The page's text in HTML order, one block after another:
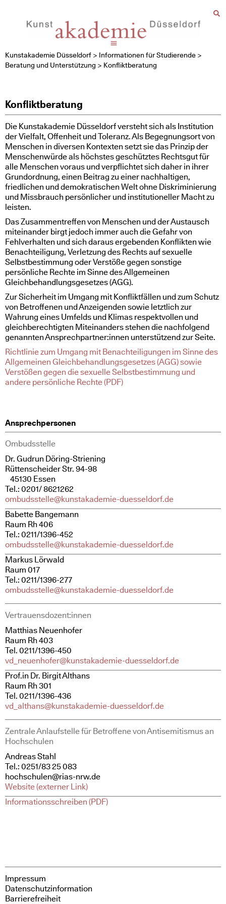
Kunstakademie Düsseldorf > Informationen für Studierende >
Beratung und Unterstützung > Konfliktberatung
Konfliktberatung
Die Kunstakademie Düsseldorf versteht sich als Institution
der Vielfalt, Offenheit und Toleranz. Als Begegnungsort von
Menschen in diversen Kontexten setzt sie das Prinzip der
Menschenwürde als höchstes geschütztes Rechtsgut für
alle Menschen voraus und verpflichtet sich daher in ihrer
Grundordnung, einen Beitrag zu einer nachhaltigen,
friedlichen und demokratischen Welt ohne Diskriminierung
und Missbrauch persönlicher und institutioneller Macht zu
leisten.
Das Zusammentreffen von Menschen und der Austausch
miteinander birgt jedoch immer auch die Gefahr von
Fehlverhalten und sich daraus ergebenden Konflikten wie
Benachteiligung, Verletzung des Rechts auf sexuelle
Selbstbestimmung oder Verstöße gegen sonstige
persönliche Rechte im Sinne des Allgemeinen
Gleichbehandlungsgesetzes (AGG).
Zur Sicherheit im Umgang mit Konfliktfällen und zum Schutz
von Betroffenen und Anzeigenden sowie letztlich zur
Wahrung eines Umfelds und Klimas respektvollen und
gleichberechtigten Miteinanders stehen die nachfolgend
genannten Ansprechpartner:innen unterstützend zur Seite.
Richtlinie zum Umgang mit Benachteiligungen im Sinne des
Allgemeinen Gleichbehandlungsgesetzes (AGG) sowie
Verstößen gegen die sexuelle Selbstbestimmung und
andere persönliche Rechte (PDF)
Ansprechpersonen
Ombudsstelle
Dr. Gudrun Döring-Striening
Rüttenscheider Str. 94-98
45130 Essen
Tel.: 0201/ 8621262
ombudsstelle@kunstakademie-duesseldorf.de
Babette Bangemann
Raum Rh 406
Tel.: 0211/1396-452
ombudsstelle@kunstakademie-duesseldorf.de
Markus Lörwald
Raum 017
Tel.: 0211/1396-277
ombudsstelle@kunstakademie-duesseldorf.de
Vertrauensdozent:innen
Matthias Neuenhofer
Raum Rh 403
Tel. 0211/1396-450
vd_neuenhofer@kunstakademie-duesseldorf.de
Prof.in Dr. Birgit Althans
Raum Rh 301
Tel. 0211/1396-436
vd_althans@kunstakademie-duesseldorf.de
Zentrale Anlaufstelle für Betroffene von Antisemitismus an
Hochschulen
Andreas Stahl
Tel.: 0251/83 25 083
hochschulen@rias-nrw.de
Website (externer Link)
Informationsschreiben (PDF)
Impressum
Datenschutzinformation
Barrierefreiheit